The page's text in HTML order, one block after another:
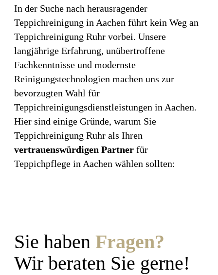
In der Suche nach herausragender
Teppichreinigung in Aachen führt kein Weg an
Teppichreinigung Ruhr vorbei. Unsere
langjährige Erfahrung, unübertroffene
Fachkenntnisse und modernste
Reinigungstechnologien machen uns zur
bevorzugten Wahl für
Teppichreinigungsdienstleistungen in Aachen.
Hier sind einige Gründe, warum Sie
Teppichreinigung Ruhr als Ihren
vertrauenswürdigen Partner für
Teppichpflege in Aachen wählen sollten:
Sie haben Fragen?
Wir beraten Sie gerne!